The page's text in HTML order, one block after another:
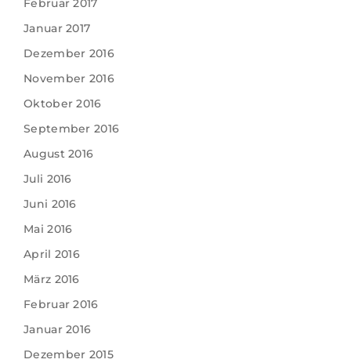
Februar 2017
Januar 2017
Dezember 2016
November 2016
Oktober 2016
September 2016
August 2016
Juli 2016
Juni 2016
Mai 2016
April 2016
März 2016
Februar 2016
Januar 2016
Dezember 2015